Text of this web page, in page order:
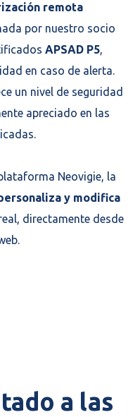
remota
por nuestro socio
APSAD P5,
en caso de alerta.
un nivel de seguridad
apreciado en las
Neovigie, la
y modifica
directamente desde
a las